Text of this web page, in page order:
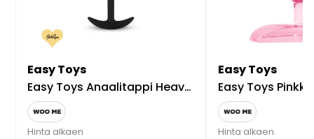
Easy Toys
Easy Toys Anaalitappi HeavyFulFiller
Hinta alkaen
Easy Toys
Easy Toys Pinkki
Hinta alkaen